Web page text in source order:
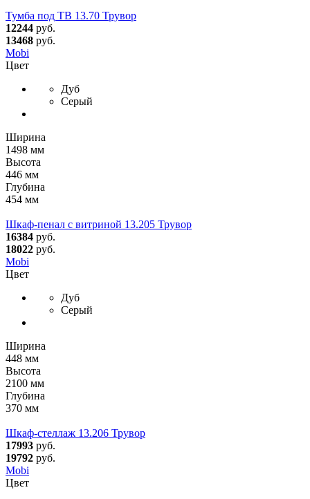
Тумба под ТВ 13.70 Трувор
12244 руб.
13468 руб.
Mobi
Цвет
Дуб
Серый
Ширина
1498 мм
Высота
446 мм
Глубина
454 мм
Шкаф-пенал с витриной 13.205 Трувор
16384 руб.
18022 руб.
Mobi
Цвет
Дуб
Серый
Ширина
448 мм
Высота
2100 мм
Глубина
370 мм
Шкаф-стеллаж 13.206 Трувор
17993 руб.
19792 руб.
Mobi
Цвет